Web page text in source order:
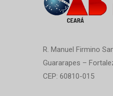
R. Manuel Firmino
Guararapes –
CEP: 60810-015